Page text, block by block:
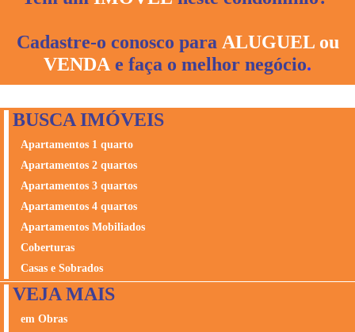
Cadastre-o conosco para ALUGUEL ou
VENDA e faça o melhor negócio.
BUSCA IMÓVEIS
Apartamentos 1 quarto
Apartamentos 2 quartos
Apartamentos 3 quartos
Apartamentos 4 quartos
Apartamentos Mobiliados
Coberturas
Casas e Sobrados
VEJA MAIS
em Obras